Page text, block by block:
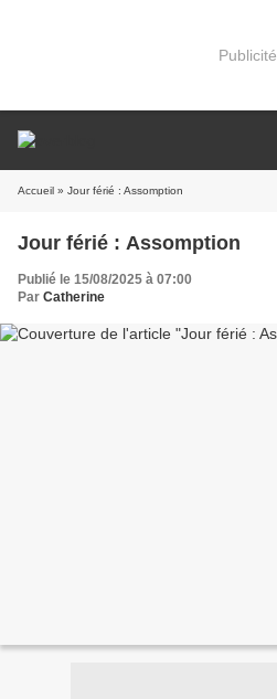
Publicité
Accueil » Jour férié : Assomption
Jour férié : Assomption
Publié le 15/08/2025 à 07:00
Par Catherine